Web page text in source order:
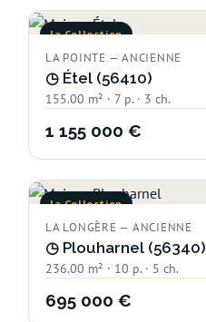
la Collection
LA POINTE — ANCIENNE
◷ Étel (56410)
155.00 m² · 7 p. · 3 ch.
1 155 000 €
la Collection
LA LONGÈRE — ANCIENNE
◷ Plouharnel (56340)
236.00 m² · 10 p. · 5 ch.
695 000 €